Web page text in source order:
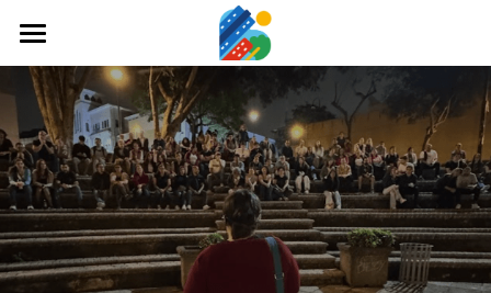
Home
Qué hacer
Arte y cultura
Cine y TV
Comida y tragos